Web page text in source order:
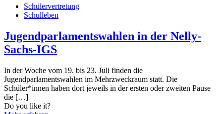
Schülervertretung
Schulleben
Jugendparlamentswahlen in der Nelly-
Sachs-IGS
In der Woche vom 19. bis 23. Juli finden die
Jugendparlamentswahlen im Mehrzweckraum statt. Die
Schüler*innen haben dort jeweils in der ersten oder zweiten Pause
die […]
Do you like it?